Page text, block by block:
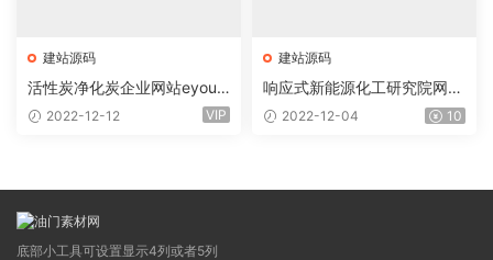
建站源码
活性炭净化炭企业网站eyouc
ms易优模板(pc+wap)
2022-12-12 VIP
建站源码
响应式新能源化工研究院网站
EyouCMS易优模板(手机自适
2022-12-04 10
底部小工具可设置显示4列或者5列